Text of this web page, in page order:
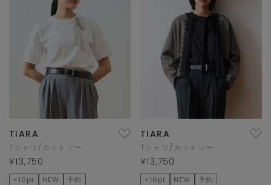
TIARA
Tシャツ/カットソー
¥13,750
×10pt NEW 予約
TIARA
Tシャツ/カットソー
¥13,750
×10pt NEW 予約